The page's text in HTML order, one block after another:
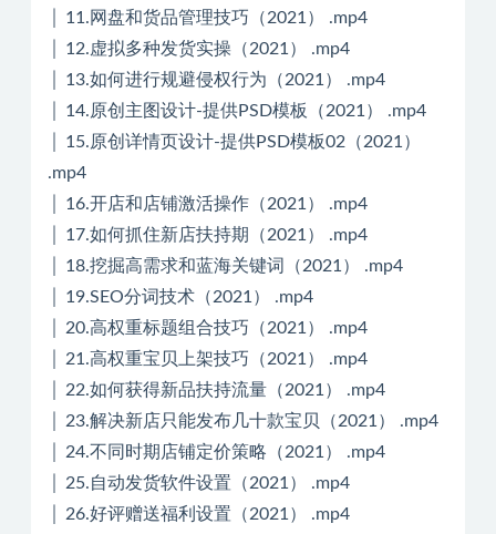
│ 11.网盘和货品管理技巧（2021） .mp4
│ 12.虚拟多种发货实操（2021） .mp4
│ 13.如何进行规避侵权行为（2021） .mp4
│ 14.原创主图设计-提供PSD模板（2021） .mp4
│ 15.原创详情页设计-提供PSD模板02（2021）
.mp4
│ 16.开店和店铺激活操作（2021） .mp4
│ 17.如何抓住新店扶持期（2021） .mp4
│ 18.挖掘高需求和蓝海关键词（2021） .mp4
│ 19.SEO分词技术（2021） .mp4
│ 20.高权重标题组合技巧（2021） .mp4
│ 21.高权重宝贝上架技巧（2021） .mp4
│ 22.如何获得新品扶持流量（2021） .mp4
│ 23.解决新店只能发布几十款宝贝（2021） .mp4
│ 24.不同时期店铺定价策略（2021） .mp4
│ 25.自动发货软件设置（2021） .mp4
│ 26.好评赠送福利设置（2021） .mp4